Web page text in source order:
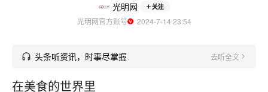
光明网 关注
光明网官方账号
  2024-7-14 23:54
头条听资讯，时事尽掌握 去听全文
在美食的世界里